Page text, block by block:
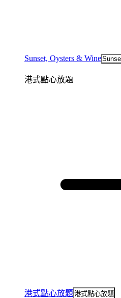
Sunset, Oysters & Wine
港式點心放題
港式點心放題 港式點心放題